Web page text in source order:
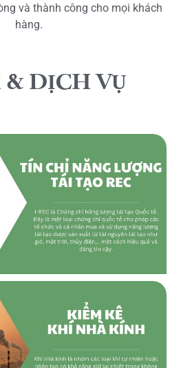
và thành công cho mọi khách
hàng.
& DỊCH VỤ